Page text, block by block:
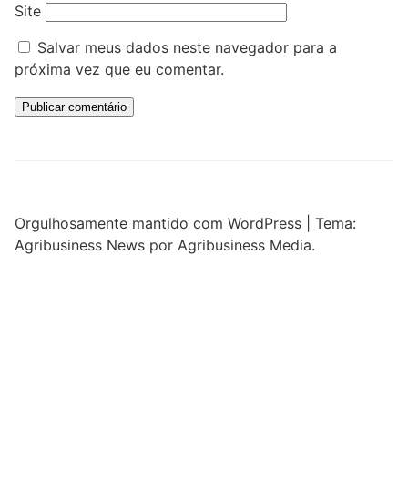
Site
Salvar meus dados neste navegador para a
próxima vez que eu comentar.
Orgulhosamente mantido com WordPress
Tema:
Agribusiness News por Agribusiness Media.